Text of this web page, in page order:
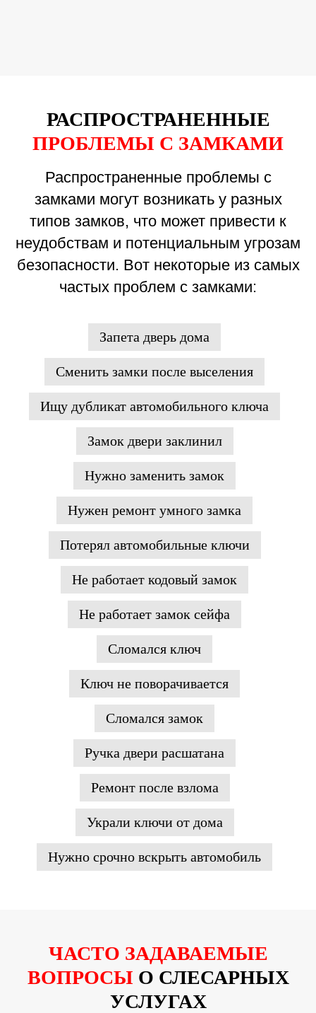
РАСПРОСТРАНЕННЫЕ
ПРОБЛЕМЫ С ЗАМКАМИ
Распространенные проблемы с
замками могут возникать у разных
типов замков, что может привести к
неудобствам и потенциальным угрозам
безопасности. Вот некоторые из самых
частых проблем с замками:
Запета дверь дома
Сменить замки после выселения
Ищу дубликат автомобильного ключа
Замок двери заклинил
Нужно заменить замок
Нужен ремонт умного замка
Потерял автомобильные ключи
Не работает кодовый замок
Не работает замок сейфа
Сломался ключ
Ключ не поворачивается
Сломался замок
Ручка двери расшатана
Ремонт после взлома
Украли ключи от дома
Нужно срочно вскрыть автомобиль
ЧАСТО ЗАДАВАЕМЫЕ
ВОПРОСЫ О СЛЕСАРНЫХ
УСЛУГАХ